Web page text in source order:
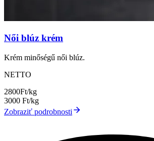
Női blúz krém
Krém minőségű női blúz.
NETTO
2800Ft/kg
3000 Ft/kg
Zobraziť podrobnosti